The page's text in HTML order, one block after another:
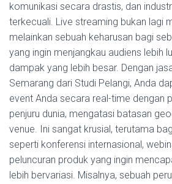
komunikasi secara drastis, dan
terkecuali. Live streaming bukan lagi
melainkan sebuah keharusan bagi
yang ingin menjangkau audiens lebih
dampak yang lebih besar. Dengan
Semarang dari Studi Pelangi, Anda
event Anda secara real-time dengan
penjuru dunia, mengatasi batasan
venue. Ini sangat krusial, terutama
seperti konferensi internasional,
peluncuran produk yang ingin
lebih bervariasi. Misalnya, sebuah